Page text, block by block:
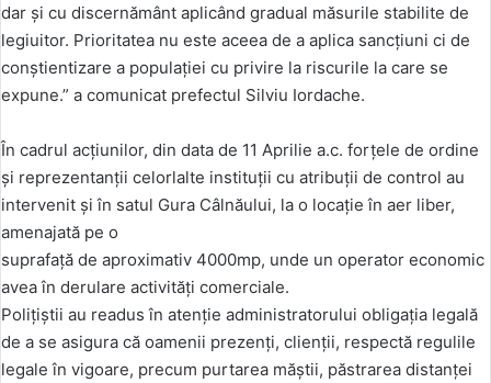
dar și cu discernământ aplicând gradual măsurile stabilite de
legiuitor. Prioritatea nu este aceea de a aplica sancțiuni ci de
conștientizare a populației cu privire la riscurile la care se
expune.” a comunicat prefectul Silviu Iordache.
În cadrul acțiunilor, din data de 11 Aprilie a.c. forțele de ordine
și reprezentanții celorlalte instituții cu atribuții de control au
intervenit și în satul Gura Câlnăului, la o locație în aer liber,
amenajată pe o
suprafață de aproximativ 4000mp, unde un operator economic
avea în derulare activități comerciale.
Polițiștii au readus în atenție administratorului obligația legală
de a se asigura că oamenii prezenți, clienții, respectă regulile
legale în vigoare, precum purtarea măștii, păstrarea distanței